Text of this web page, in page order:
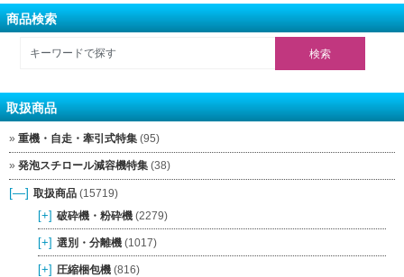
商品検索
取扱商品
重機・自走・牽引式特集 (95)
発泡スチロール減容機特集 (38)
[—] 取扱商品 (15719)
[+] 破砕機・粉砕機 (2279)
[+] 選別・分離機 (1017)
[+] 圧縮梱包機 (816)